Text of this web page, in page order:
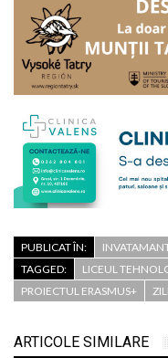
PUBLICAT ÎN:
TAGGED:
LICEUL
PROIECTUL ERASMUS+
ARTICOLE SIMILARE